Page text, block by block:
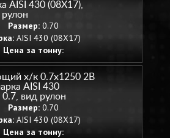
AISI 430 (08Х17),
Размер:0.70
AISI 430 (08Х17)
Цена за тонну:
х/к 0.7х1250 2B
AISI 430
вид рулон
Размер:0.70
AISI 430 (08Х17)
Цена за тонну: